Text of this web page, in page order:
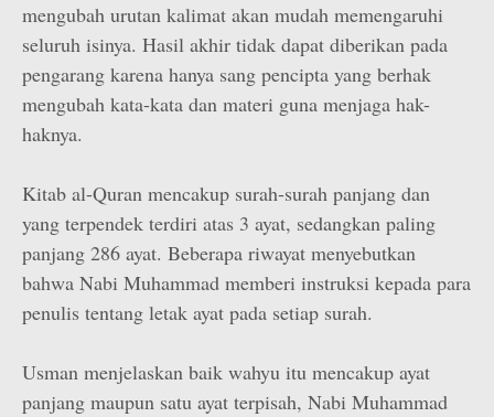
mengubah urutan kalimat akan mudah memengaruhi
seluruh isinya. Hasil akhir tidak dapat diberikan pada
pengarang karena hanya sang pencipta yang berhak
mengubah kata-kata dan materi guna menjaga hak-
haknya.
Kitab al-Quran mencakup surah-surah panjang dan
yang terpendek terdiri atas 3 ayat, sedangkan paling
panjang 286 ayat. Beberapa riwayat menyebutkan
bahwa Nabi Muhammad memberi instruksi kepada para
penulis tentang letak ayat pada setiap surah.
Usman menjelaskan baik wahyu itu mencakup ayat
panjang maupun satu ayat terpisah, Nabi Muhammad